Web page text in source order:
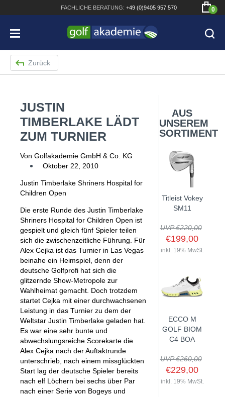
FACHLICHE BERATUNG: +49 (0)9405 957 570 0
Bridgestone JGR Driver 2018
Cobra King F8+ Driver
Bennington Waterproof QO14 Sport Cartbag
SHOP
GOLFSCHLÄGER
DRIVER
FAIRWAYHÖLZER
EISENSÄTZE
WEDGES
HYBRIDS
DRIVING EISEN
BAGS
CARTBAGS
STANDBAGS
TRAVELBAGS
SONSTIGE BAGS
TROLLIES
PUSH- & PULLTROLLIES
ELEKTROTROLLIES
TROLLEY ZUBEHÖR
BÄLLE
GOLFBÄLLE
LOGOBÄLLE
SCHUHE
HERREN GOLFSCHUHE
DAMEN GOLFSCHUHE
BEKLEIDUNG
HERREN
HANDSCHUHE
Zurück
JUSTIN
TIMBERLAKE LÄDT
ZUM TURNIER
Von Golfakademie GmbH & Co. KG
Oktober 22, 2010
Justin Timberlake Shriners Hospital for
Children Open
Die erste Runde des Justin Timberlake
Shriners Hospital for Children Open ist
gespielt und gleich fünf Spieler teilen
sich die zwischenzeitliche Führung. Für
Alex Cejka ist das Turnier in Las Vegas
beinahe ein Heimspiel, denn der
deutsche Golfprofi hat sich die
glitzernde Show-Metropole zur
Wahlheimat gemacht. Doch trotzdem
startet Cejka mit einer durchwachsenen
Leistung in das Turnier zu dem der
Weltstar Justin Timberlake geladen hat.
Es war eine sehr bunte und
abwechslungsreiche Scorekarte die
Alex Cejka nach der Auftaktrunde
unterschrieb, nach einem missglückten
Start lag der deutsche Spieler bereits
nach elf Löchern bei sechs über Par
nach einer Serie von Bogeys und
AUS
UNSEREM
SORTIMENT
Titleist Vokey
SM11
UVP €220,00
€199,00
inkl. 19% MwSt.
ECCO M
GOLF BIOM
C4 BOA
UVP €260,00
€229,00
inkl. 19% MwSt.